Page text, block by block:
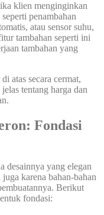
klien menginginkan
penambahan
atau sensor suhu,
tambahan seperti ini
tambahan yang
atas secara cermat,
tentang harga dan
Fondasi
desainnya yang elegan
karena bahan-bahan
Berikut
fondasi: